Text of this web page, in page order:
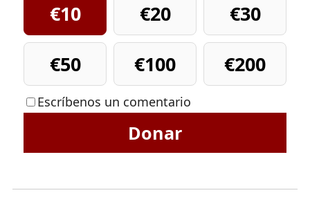
€10 €20
€30
€50
€100 €200
Escríbenos un comentario
Donar